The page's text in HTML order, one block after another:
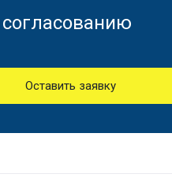
Оставить заявку